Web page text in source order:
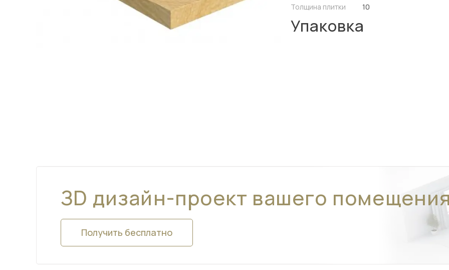
Толщина плитки
10
Упаковка
ЗD дизайн-проект вашего
Получить бесплатно